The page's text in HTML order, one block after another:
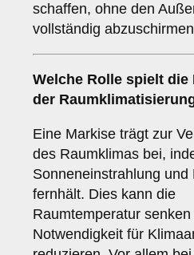
schaffen, ohne den
vollständig
Welche Rolle spielt die
der
Eine Markise trägt zur
des Raumklimas bei,
Sonneneinstrahlung und
fernhält. Dies kann die
Raumtemperatur
Notwendigkeit für